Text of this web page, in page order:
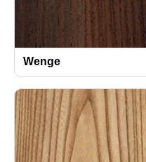
Wenge